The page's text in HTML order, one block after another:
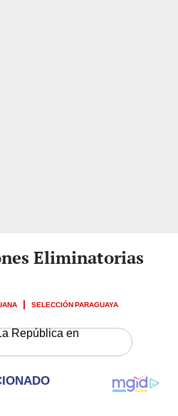
Eliminatorias
SELECCIÓN PARAGUAYA
República en